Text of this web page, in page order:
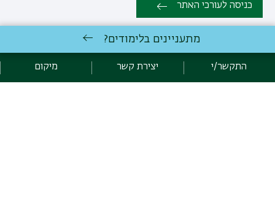
כניסה לעורכי האתר
כל הזכויות שמורות למערך לתוכניות ייעודיות - מכינה קדם אקדמית,
5318406 | פקס: 03-7369904 |
יצירת קשר
מתעניינים בלימודים?
התקשר/י יצירת קשר מיקום